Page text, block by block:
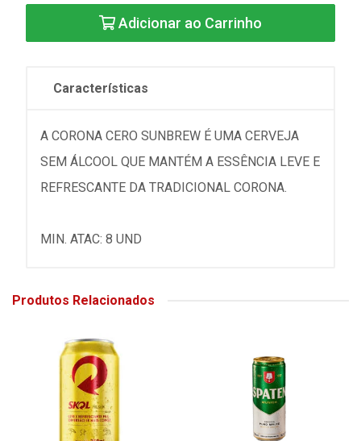
Adicionar ao Carrinho
Características
A CORONA CERO SUNBREW É UMA CERVEJA
SEM ÁLCOOL QUE MANTÉM A ESSÊNCIA LEVE E
REFRESCANTE DA TRADICIONAL CORONA.
MIN. ATAC: 8 UND
Produtos Relacionados